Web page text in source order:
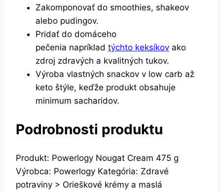
Zakomponovať do smoothies, shakeov
alebo pudingov.
Pridať do domáceho
pečenia napríklad týchto keksíkov ako
zdroj zdravých a kvalitných tukov.
Výroba vlastných snackov v low carb až
keto štýle, keďže produkt obsahuje
minimum sacharidov.
Podrobnosti produktu
Produkt: Powerlogy Nougat Cream 475 g
Výrobca: Powerlogy Kategória: Zdravé
potraviny > Orieškové krémy a maslá